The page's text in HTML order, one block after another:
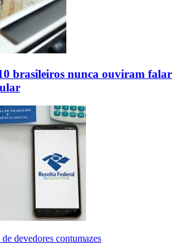
brasileiros nunca ouviram falar
devedores contumazes